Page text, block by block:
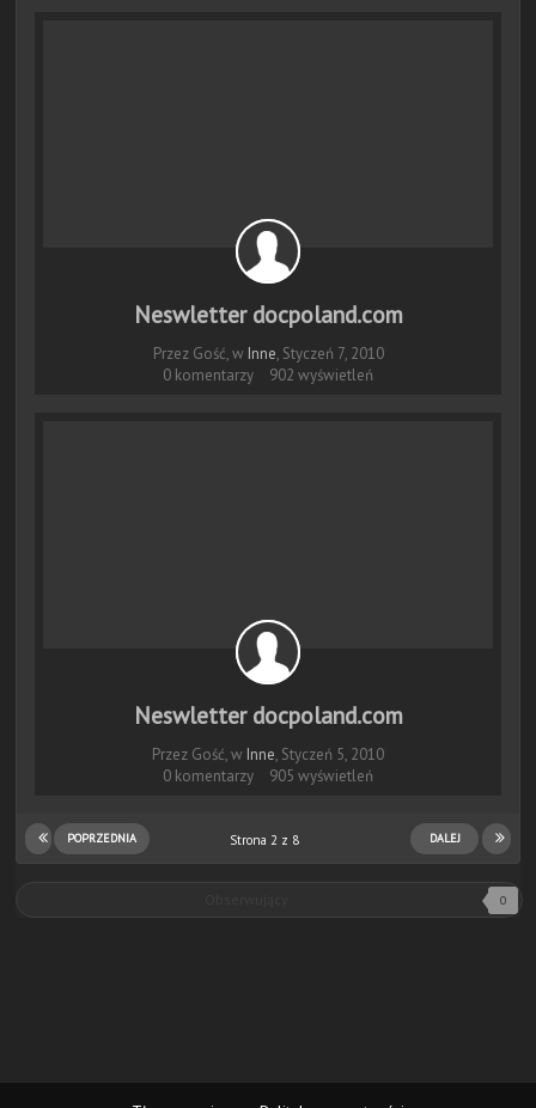
Neswletter docpoland.com
Przez Gość, w Inne, Styczeń 7, 2010
0 komentarzy
902 wyświetleń
Neswletter docpoland.com
Przez Gość, w Inne, Styczeń 5, 2010
0 komentarzy
905 wyświetleń
POPRZEDNIA DALEJ
Strona 2 z 8
0